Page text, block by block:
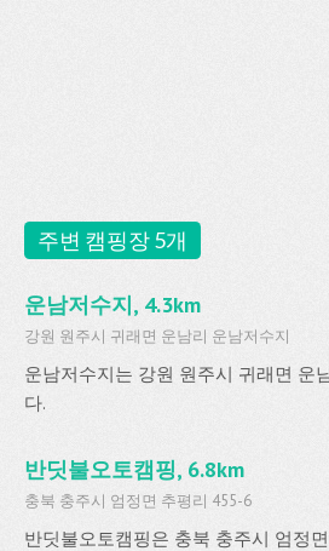
주변 캠핑장 5개
운남저수지, 4.3km
강원 원주시 귀래면 운남리 운남저수지
운남저수지는 강원 원주시 귀래면 운
다.
반딧불오토캠핑, 6.8km
충북 충주시 엄정면 추평리 455-6
반딧불오토캠핑은 충북 충주시 엄정